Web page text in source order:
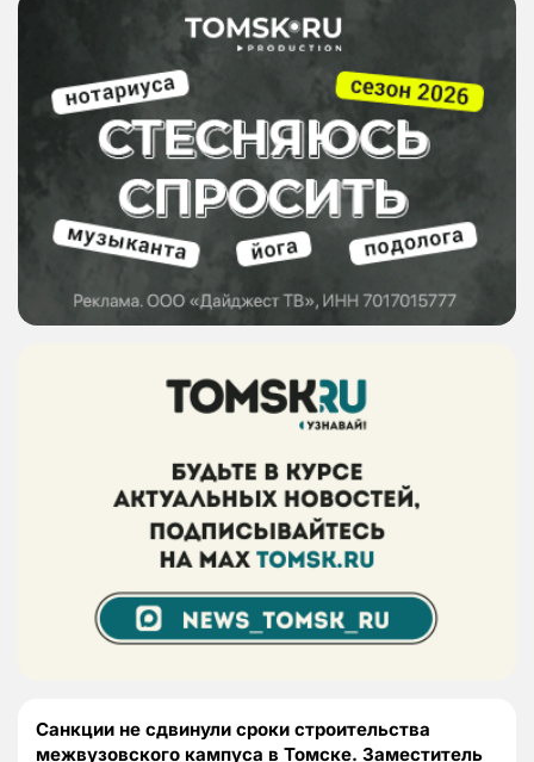
Санкции не сдвинули сроки строительства
межвузовского кампуса в Томске. Заместитель